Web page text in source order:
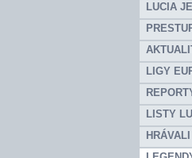
LUCIA
LIGY
LISTY